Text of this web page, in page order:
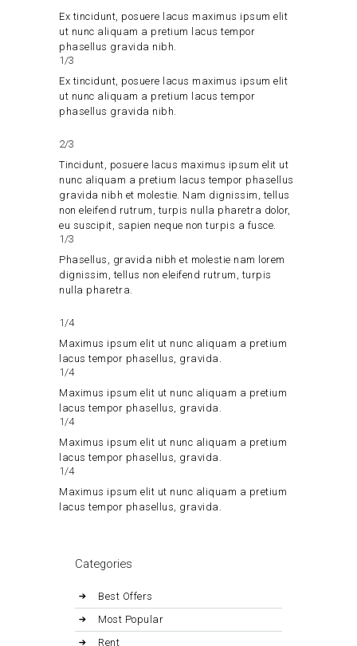
Ex tincidunt, posuere lacus maximus ipsum elit
ut nunc aliquam a pretium lacus tempor
phasellus gravida nibh.
1/3
Ex tincidunt, posuere lacus maximus ipsum elit
ut nunc aliquam a pretium lacus tempor
phasellus gravida nibh.
2/3
Tincidunt, posuere lacus maximus ipsum elit ut
nunc aliquam a pretium lacus tempor phasellus
gravida nibh et molestie. Nam dignissim, tellus
non eleifend rutrum, turpis nulla pharetra dolor,
eu suscipit, sapien neque non turpis a fusce.
1/3
Phasellus, gravida nibh et molestie nam lorem
dignissim, tellus non eleifend rutrum, turpis
nulla pharetra.
1/4
Maximus ipsum elit ut nunc aliquam a pretium
lacus tempor phasellus, gravida.
1/4
Maximus ipsum elit ut nunc aliquam a pretium
lacus tempor phasellus, gravida.
1/4
Maximus ipsum elit ut nunc aliquam a pretium
lacus tempor phasellus, gravida.
1/4
Maximus ipsum elit ut nunc aliquam a pretium
lacus tempor phasellus, gravida.
Categories
Best Offers
Most Popular
Rent